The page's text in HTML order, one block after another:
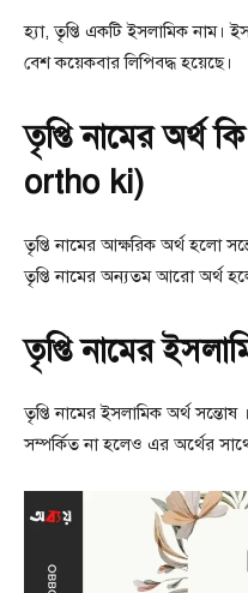
হ্যা, তৃপ্তি একটি ইসলামিক নাম।
বেশ কয়েকবার লিপিবদ্ধ হয়েছে।
তৃপ্তি নামের অর্থ
ortho ki)
তৃপ্তি নামের আক্ষরিক অর্থ হলো
তৃপ্তি নামের অন্যতম আরো অর্থ
তৃপ্তি নামের
তৃপ্তি নামের ইসলামিক অর্থ সন্তোষ
সম্পর্কিত না হলেও এর অর্থের